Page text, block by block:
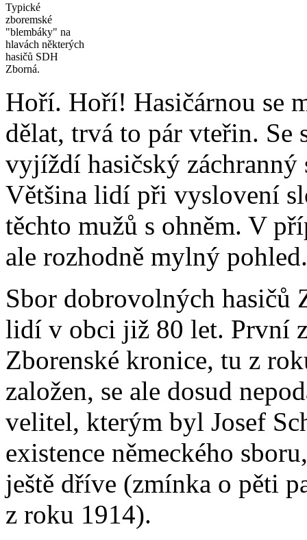
Typické
zboremské
"blembáky" na
hlavách některých
hasičů SDH
Zborná.
Hoří. Hoří! Hasičárnou se
dělat, trvá to pár vteřin.
vyjíždí hasičský
Většina lidí při vyslovení
těchto mužů s ohněm. V
ale rozhodně mylný pohled.
Sbor dobrovolných hasičů
lidí v obci již 80 let. První
Zborenské kronice, tu z
založen, se ale dosud
velitel, kterým byl Josef
existence německého
ještě dříve (zmínka o pěti
z roku 1914).